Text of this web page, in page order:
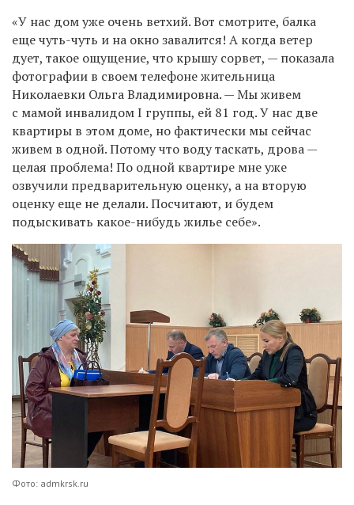
«У нас дом уже очень ветхий. Вот смотрите, балка
еще чуть-чуть и на окно завалится! А когда ветер
дует, такое ощущение, что крышу сорвет, — показала
фотографии в своем телефоне жительница
Николаевки Ольга Владимировна. — Мы живем
с мамой инвалидом I группы, ей 81 год. У нас две
квартиры в этом доме, но фактически мы сейчас
живем в одной. Потому что воду таскать, дрова —
целая проблема! По одной квартире мне уже
озвучили предварительную оценку, а на вторую
оценку еще не делали. Посчитают, и будем
подыскивать какое-нибудь жилье себе».
Фото: admkrsk.ru